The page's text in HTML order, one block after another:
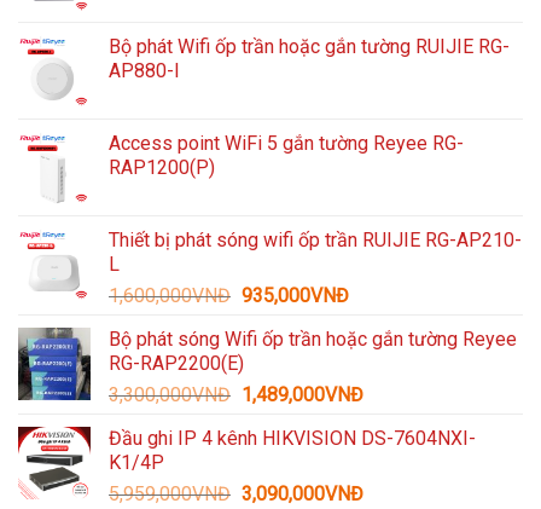
Bộ phát Wifi ốp trần hoặc gắn tường RUIJIE RG-
AP880-I
Access point WiFi 5 gắn tường Reyee RG-
RAP1200(P)
Thiết bị phát sóng wifi ốp trần RUIJIE RG-AP210-
L
1,600,000VNĐ Giá
là:
1,600,000VNĐ.
935,000VNĐGiá
tại
935,000VNĐ.
Bộ phát sóng Wifi ốp trần hoặc gắn tường Reyee
RG-RAP2200(E)
3,300,000VNĐ Giá
là:
1,489,000VNĐGiá
tại
1,489,000VNĐ.
Đầu ghi IP 4 kênh HIKVISION DS-7604NXI-
K1/4P
5,959,000VNĐ Giá
3,090,000VNĐGiá